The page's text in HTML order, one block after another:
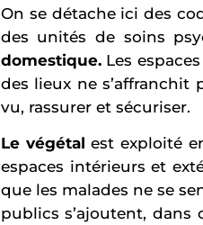
On se détache ici des
des unités de soins
domestique.Les
des lieux ne s’affranchit
vu, rassurer et sécuriser.
Le végétal est exploité
espaces intérieurs et
que les malades ne se
publics s’ajoutent,